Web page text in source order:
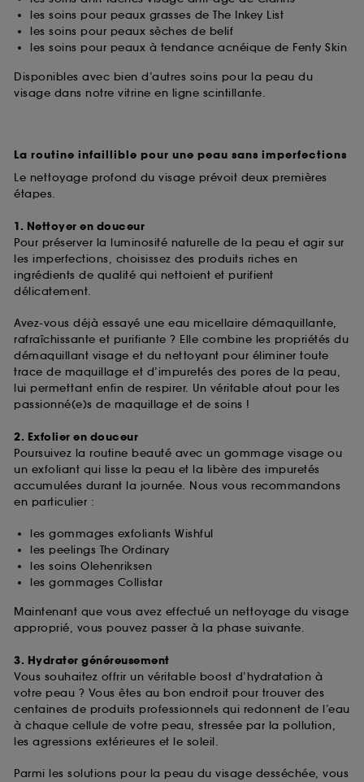
les soins pour peaux grasses de The Inkey List
les soins pour peaux sèches de belif
les soins pour peaux à tendance acnéique de Fenty Skin
Disponibles avec bien d’autres soins pour la peau du
visage dans notre vitrine en ligne scintillante.
La routine infaillible pour une peau sans imperfections
Le nettoyage profond du visage prévoit deux premières
étapes.
1. Nettoyer en douceur
Pour préserver la luminosité naturelle de la peau et agir sur
les imperfections, choisissez des produits riches en
ingrédients de qualité qui nettoient et purifient
délicatement.
Avez-vous déjà essayé une eau micellaire démaquillante,
rafraîchissante et purifiante ? Elle combine les propriétés du
démaquillant visage et du nettoyant pour éliminer toute
trace de maquillage et d’impuretés des pores de la peau,
lui permettant enfin de respirer. Un véritable atout pour les
passionné(e)s de maquillage et de soins !
2. Exfolier en douceur
Poursuivez la routine beauté avec un gommage visage ou
un exfoliant qui lisse la peau et la libère des impuretés
accumulées durant la journée. Nous vous recommandons
en particulier :
les gommages exfoliants Wishful
les peelings The Ordinary
les soins Olehenriksen
les gommages Collistar
Maintenant que vous avez effectué un nettoyage du visage
approprié, vous pouvez passer à la phase suivante.
3. Hydrater généreusement
Vous souhaitez offrir un véritable boost d’hydratation à
votre peau ? Vous êtes au bon endroit pour trouver des
centaines de produits professionnels qui redonnent de l’eau
à chaque cellule de votre peau, stressée par la pollution,
les agressions extérieures et le soleil.
Parmi les solutions pour la peau du visage desséchée, vous